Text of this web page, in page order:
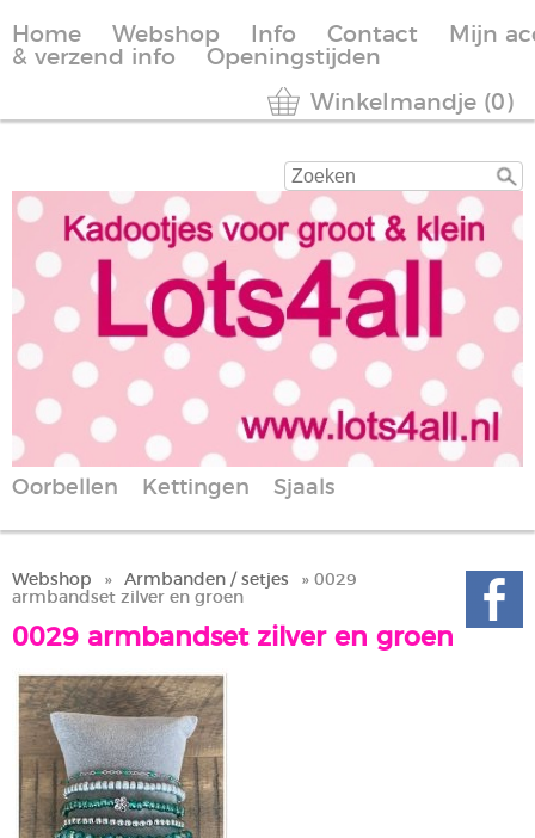
Home Webshop Info Contact
Mijn
& verzend info
Openingstijden
Winkelmandje (0)
Oorbellen Kettingen Sjaals
Webshop » Armbanden / setjes
» 0029
armbandset zilver en groen
0029 armbandset zilver en groen